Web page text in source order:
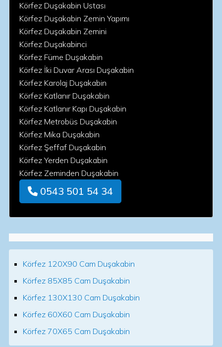
Körfez Duşakabin Ustası
Körfez Duşakabin Zemin Yapımı
Körfez Duşakabin Zemini
Körfez Duşakabinci
Körfez Füme Duşakabin
Körfez İki Duvar Arası Duşakabin
Körfez Karolaj Duşakabin
Körfez Katlanır Duşakabin
Körfez Katlanır Kapı Duşakabin
Körfez Metrobüs Duşakabin
Körfez Mika Duşakabin
Körfez Şeffaf Duşakabin
Körfez Yerden Duşakabin
Körfez Zeminden Duşakabin
0543 501 54 34
Körfez 120X90 Cam Duşakabin
Körfez 85X85 Cam Duşakabin
Körfez 130X130 Cam Duşakabin
Körfez 60X60 Cam Duşakabin
Körfez 70X65 Cam Duşakabin